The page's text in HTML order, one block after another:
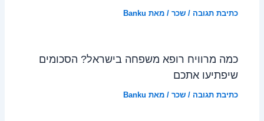
כתיבת תגובה /שכר / מאת Banku
כמה מרוויח רופא משפחה בישראל? הסכומים
שיפתיעו אתכם
כתיבת תגובה /שכר / מאת Banku